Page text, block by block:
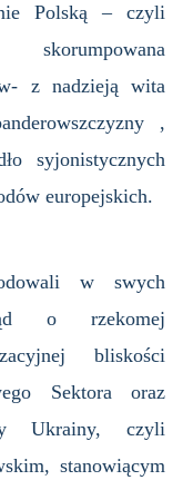
Polską – czyli
z nadzieją wita
,
syjonistycznych
europejskich.
w swych
o rzekomej
bliskości
Sektora oraz
Ukrainy, czyli
stanowiącym